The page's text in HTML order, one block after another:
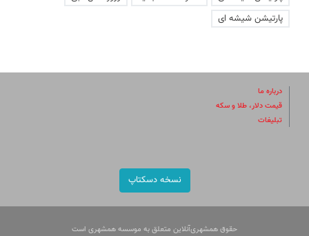
پارتیشن شیشه ای
درباره ما
قیمت دلار، طلا و سکه
تبلیغات
نسخه دسکتاپ
حقوق همشهری‌آنلاین متعلق به موسسه همشهری است